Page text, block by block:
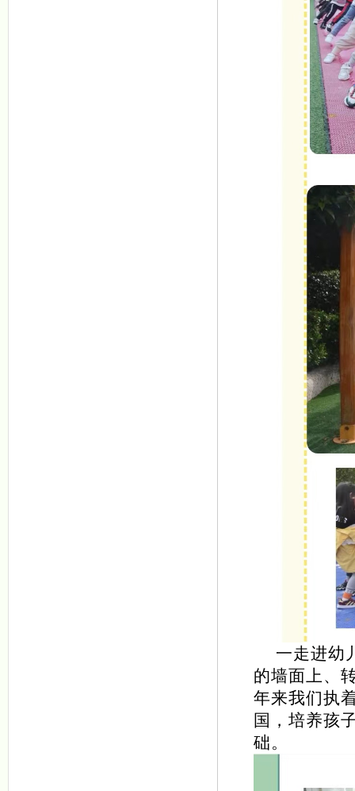
一走进幼
的墙面上、
年来我们执
国，培养孩
础。